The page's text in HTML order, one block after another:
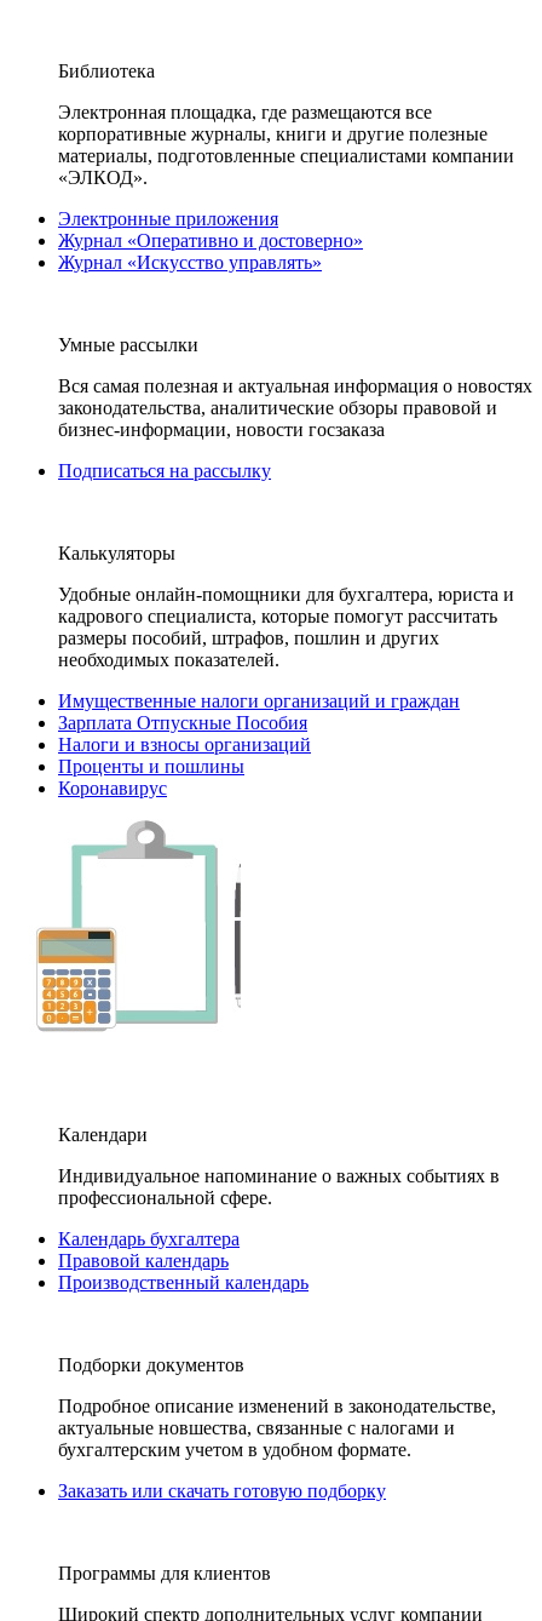
Библиотека
Электронная площадка, где размещаются все
корпоративные журналы, книги и другие полезные
материалы, подготовленные специалистами компании
«ЭЛКОД».
Электронные приложения
Журнал «Оперативно и достоверно»
Журнал «Искусство управлять»
Умные рассылки
Вся самая полезная и актуальная информация о новостях
законодательства, аналитические обзоры правовой и
бизнес-информации, новости госзаказа
Подписаться на рассылку
Калькуляторы
Удобные онлайн-помощники для бухгалтера, юриста и
кадрового специалиста, которые помогут рассчитать
размеры пособий, штрафов, пошлин и других
необходимых показателей.
Имущественные налоги организаций и граждан
Зарплата Отпускные Пособия
Налоги и взносы организаций
Проценты и пошлины
Коронавирус
Календари
Индивидуальное напоминание о важных событиях в
профессиональной сфере.
Календарь бухгалтера
Правовой календарь
Производственный календарь
Подборки документов
Подробное описание изменений в законодательстве,
актуальные новшества, связанные с налогами и
бухгалтерским учетом в удобном формате.
Заказать или скачать готовую подборку
Программы для клиентов
Широкий спектр дополнительных услуг компании